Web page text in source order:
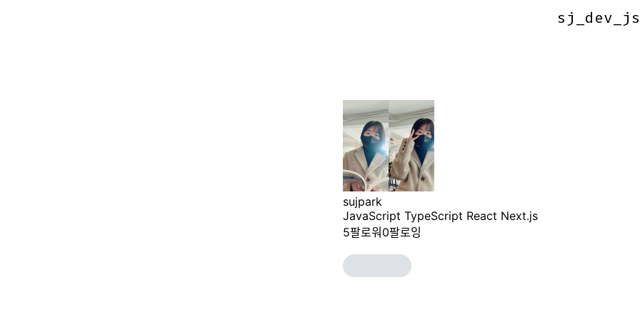
sujpark
JavaScript TypeScript React Next.js
5팔로워 0팔로잉